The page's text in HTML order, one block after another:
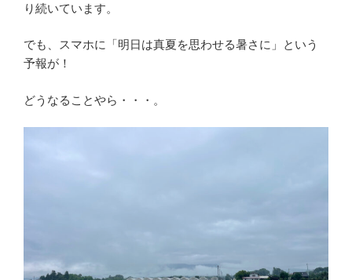
り続いています。
でも、スマホに「明日は真夏を思わせる暑さに」という
予報が！
どうなることやら・・・。